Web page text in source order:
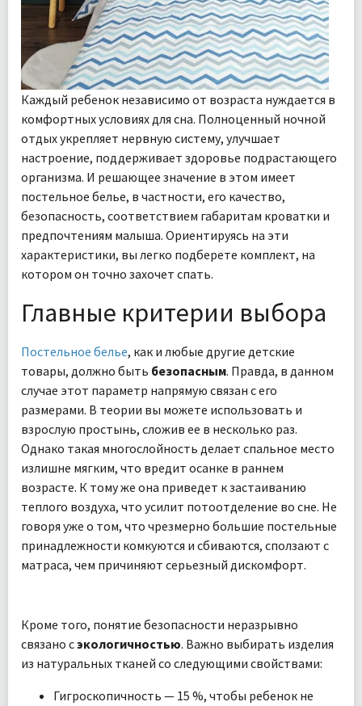
Каждый ребенок независимо от возраста нуждается в
комфортных условиях для сна. Полноценный ночной
отдых укрепляет нервную систему, улучшает
настроение, поддерживает здоровье подрастающего
организма. И решающее значение в этом имеет
постельное белье, в частности, его качество,
безопасность, соответствием габаритам кроватки и
предпочтениям малыша. Ориентируясь на эти
характеристики, вы легко подберете комплект, на
котором он точно захочет спать.
Главные критерии выбора
Постельное белье, как и любые другие детские
товары, должно быть безопасным. Правда, в данном
случае этот параметр напрямую связан с его
размерами. В теории вы можете использовать и
взрослую простынь, сложив ее в несколько раз.
Однако такая многослойность делает спальное место
излишне мягким, что вредит осанке в раннем
возрасте. К тому же она приведет к застаиванию
теплого воздуха, что усилит потоотделение во сне. Не
говоря уже о том, что чрезмерно большие постельные
принадлежности комкуются и сбиваются, сползают с
матраса, чем причиняют серьезный дискомфорт.
Кроме того, понятие безопасности неразрывно
связано сэкологичностью. Важно выбирать изделия
из натуральных тканей со следующими свойствами:
Гигроскопичность — 15 %, чтобы ребенок не